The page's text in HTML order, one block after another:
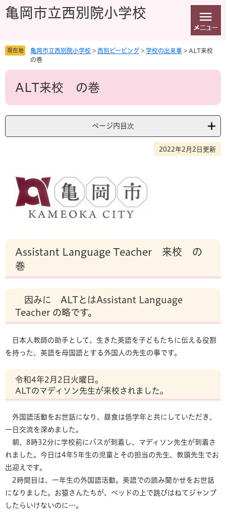
先
を
本
亀岡市立西別院小学校
現在地 亀岡市立西別院小学校 > 西別ピーピング > 学校の出来事 > ALT来校
の巻
本
ALT来校 の巻
ページ内目次
2022年2月2日更新
Assistant Language Teacher 来校 の
巻
因みに ALTとはAssistant Language
Teacher の略です。
日本人教師の助手として、生きた英語を子どもたちに伝える役割
を持った、英語を母国語とする外国人の先生の事です。
令和4年2月2日火曜日。
ALTのマディソン先生が来校されました。
外国語活動をお世話になり、昼食は低学年と共にしていただき、
一日交流を深めました。
朝、8時32分に学校前にバスが到着し、マディソン先生が到着さ
れました。今日は4年5年生の児童とその担当の先生、教頭先生でお
出迎えです。
2時間目は、一年生の外国語活動。英語での読み聞かせをお世話
になりました。お猿さんたちが、ベッドの上で跳びはねてジャンプ
したらいけないのに…。